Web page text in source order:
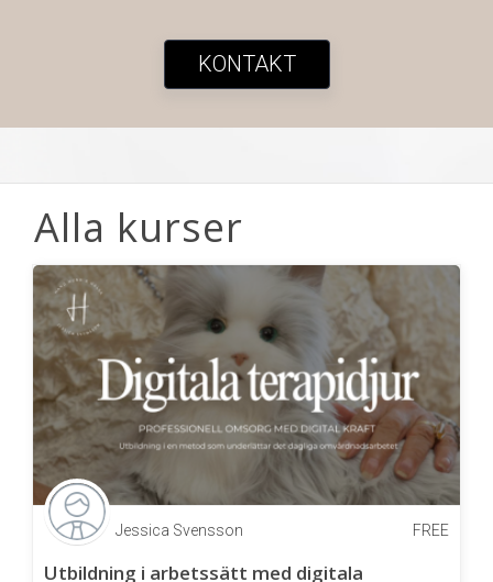
KONTAKT
Alla kurser
Jessica Svensson FREE
Utbildning i arbetssätt med digitala